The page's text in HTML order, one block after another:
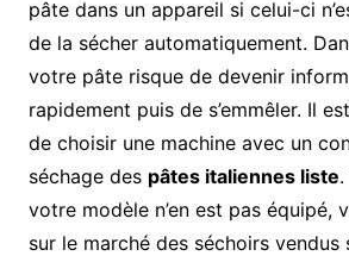
pâte dans un appareil si celui-ci
de la sécher automatiquement.
votre pâte risque de devenir
rapidement puis de s’emmêler. Il
de choisir une machine avec un
séchage des pâtes italiennes liste
votre modèle n’en est pas équipé,
sur le marché des séchoirs vendus